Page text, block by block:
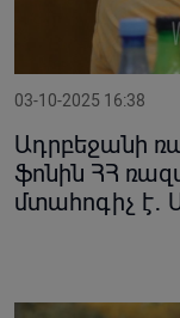
03-10-2025 16:38
Ադրբեջանի
ֆոնին ՀՀ
մտահոգիչ է․